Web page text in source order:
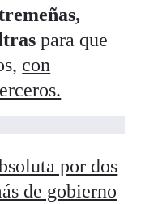
para que
con
por dos
de gobierno